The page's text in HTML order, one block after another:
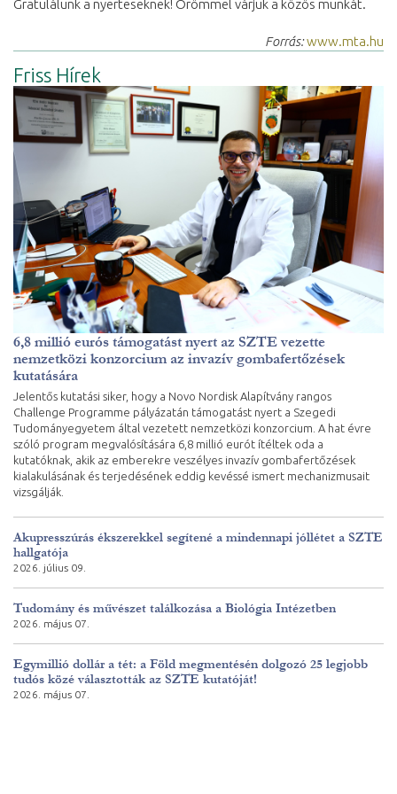
Gratulálunk a nyerteseknek! Örömmel várjuk a közös munkát.
Forrás:www.mta.hu
Friss Hírek
6,8 millió eurós támogatást nyert az SZTE vezette
nemzetközi konzorcium az invazív gombafertőzések
kutatására
Jelentős kutatási siker, hogy a Novo Nordisk Alapítvány rangos
Challenge Programme pályázatán támogatást nyert a Szegedi
Tudományegyetem által vezetett nemzetközi konzorcium. A hat évre
szóló program megvalósítására 6,8 millió eurót ítéltek oda a
kutatóknak, akik az emberekre veszélyes invazív gombafertőzések
kialakulásának és terjedésének eddig kevéssé ismert mechanizmusait
vizsgálják.
Akupresszúrás ékszerekkel segítené a mindennapi jóllétet a SZTE
hallgatója
2026. július 09.
Tudomány és művészet találkozása a Biológia Intézetben
2026. május 07.
Egymillió dollár a tét: a Föld megmentésén dolgozó 25 legjobb
tudós közé választották az SZTE kutatóját!
2026. május 07.